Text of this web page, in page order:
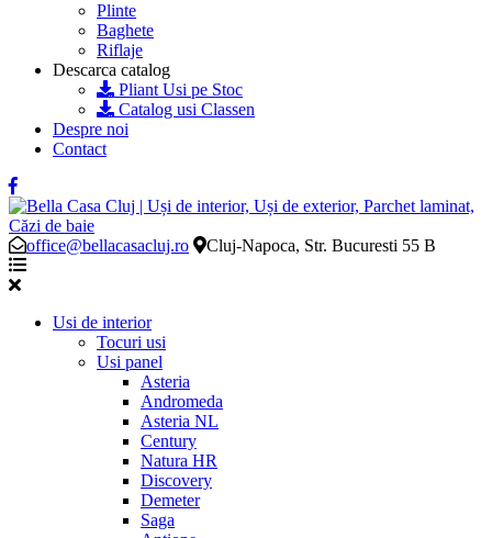
Plinte
Baghete
Riflaje
Descarca catalog
Pliant Usi pe Stoc
Catalog usi Classen
Despre noi
Contact
office@bellacasacluj.ro Cluj-Napoca, Str. Bucuresti 55 B
Usi de interior
Tocuri usi
Usi panel
Asteria
Andromeda
Asteria NL
Century
Natura HR
Discovery
Demeter
Saga